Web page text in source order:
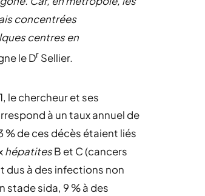
concentrées
centres en
le Dr Sellier.
le chercheur et ses
à un taux annuel de
% de ces décès étaient liés
hépatitesB et C (cancers
dus à des infections non
stade sida, 9 % à des